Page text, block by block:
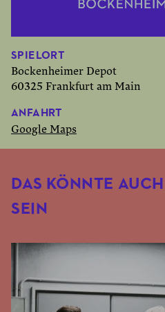
SPIELORT
Bockenheimer Depot
60325 Frankfurt am Main
ANFAHRT
Google Maps
DAS KÖNNTE
SEIN